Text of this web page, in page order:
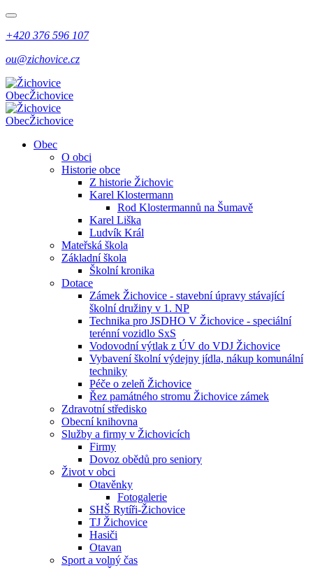
+420 376 596 107
ou@zichovice.cz
ObecŽichovice
ObecŽichovice
Obec
O obci
Historie obce
Z historie Žichovic
Karel Klostermann
Rod Klostermannů na Šumavě
Karel Liška
Ludvík Král
Mateřská škola
Základní škola
Školní kronika
Dotace
Zámek Žichovice - stavební úpravy stávající
školní družiny v 1. NP
Technika pro JSDHO V Žichovice - speciální
terénní vozidlo SxS
Vodovodní výtlak z ÚV do VDJ Žichovice
Vybavení školní výdejny jídla, nákup komunální
techniky
Péče o zeleň Žichovice
Řez památného stromu Žichovice zámek
Zdravotní středisko
Obecní knihovna
Služby a firmy v Žichovicích
Firmy
Dovoz obědů pro seniory
Život v obci
Otavěnky
Fotogalerie
SHŠ Rytíři-Žichovice
TJ Žichovice
Hasiči
Otavan
Sport a volný čas